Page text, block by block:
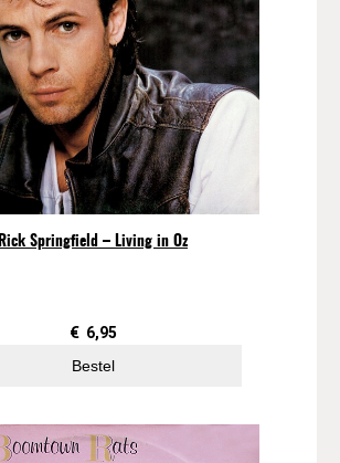
Rick Springfield – Living in Oz
€ 6,95
Bestel